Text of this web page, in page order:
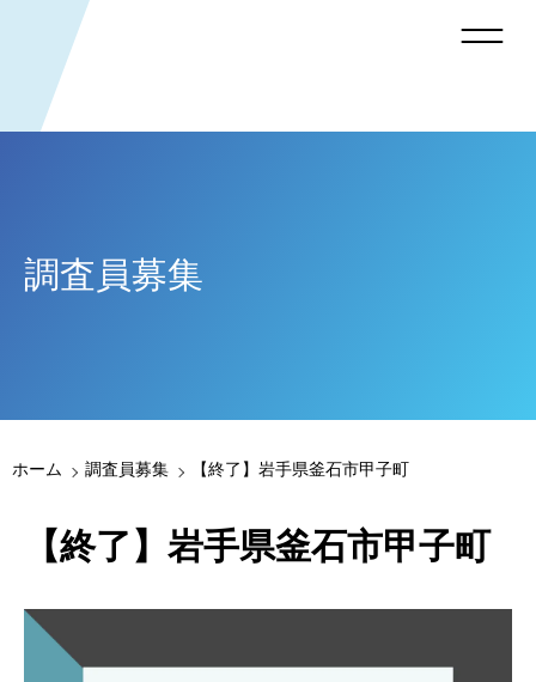
調査員募集
ホーム 調査員募集 【終了】岩手県釜石市甲子町
【終了】岩手県釜石市甲子町